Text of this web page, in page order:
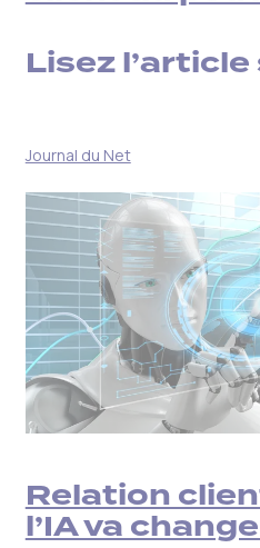
Lisez l’article
Journal du Net
Relation
l’IA va